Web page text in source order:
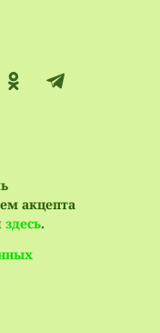
акцепта
здесь.